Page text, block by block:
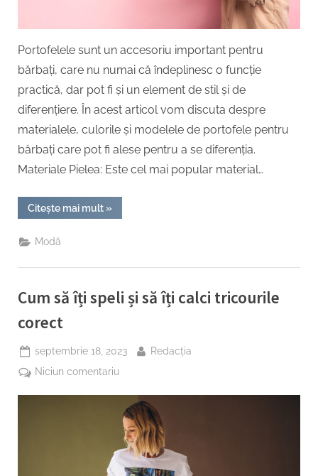
Portofelele sunt un accesoriu important pentru
bărbați, care nu numai că îndeplinesc o funcție
practică, dar pot fi și un element de stil și de
diferențiere. În acest articol vom discuta despre
materialele, culorile și modelele de portofele pentru
bărbați care pot fi alese pentru a se diferenția.
Materiale Pielea: Este cel mai popular material…
Citește mai mult“Portofelele
bărbați:
modele
pentru
a
»
Modă
Cum să îți speli și să îți calci tricourile
corect
Posted
on
septembrie 18, 2023 By
Redacția
Niciun comentariu
să
îți
speli
și
să